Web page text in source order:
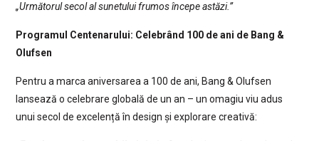
„Următorul secol al sunetului frumos începe astăzi.”
Programul Centenarului: Celebrând 100 de ani de Bang &
Olufsen
Pentru a marca aniversarea a 100 de ani, Bang & Olufsen
lansează o celebrare globală de un an – un omagiu viu adus
unui secol de excelență în design și explorare creativă: